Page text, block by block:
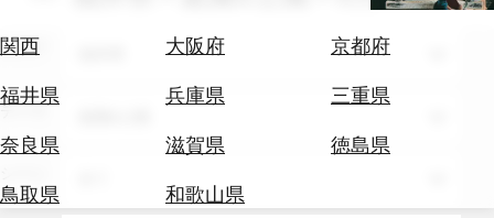
関西 大阪府
京都府
福井県
兵庫県
三重県
奈良県
滋賀県
徳島県
鳥取県
和歌山県
券
テ
を
エリア
テーマ